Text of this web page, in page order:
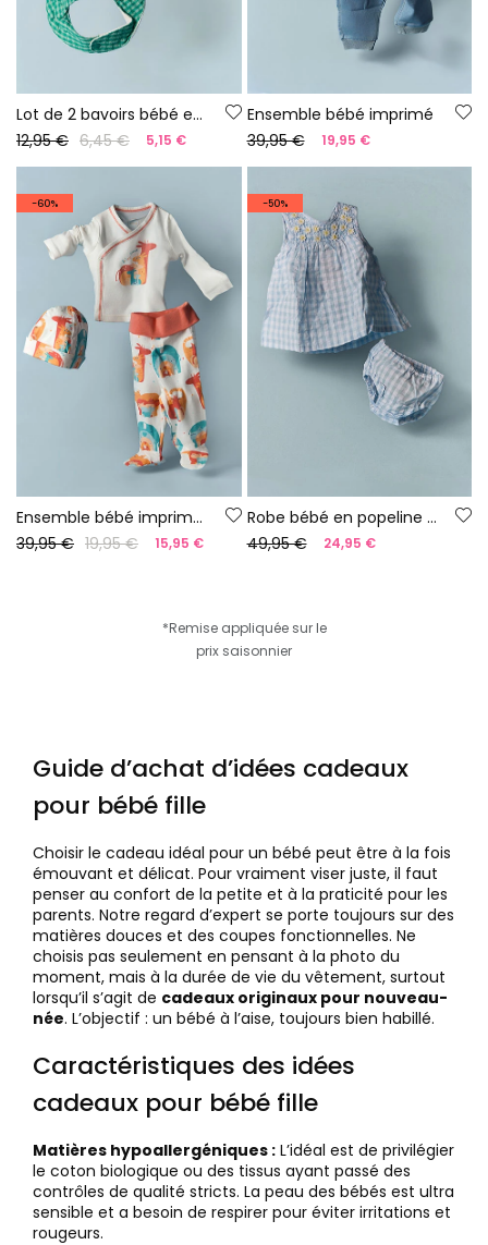
Lot de 2 bavoirs bébé en coton imprimé.
12,95 € 6,45 € 5,15 €
Ensemble bébé imprimé
39,95 €
19,95 €
-60%
Ensemble bébé imprimé coton
39,95 € 19,95 € 15,95 €
-50%
Robe bébé en popeline à carreaux bleus
49,95 €
24,95 €
*Remise appliquée sur le
prix saisonnier
Guide d’achat d’idées cadeaux
pour bébé fille
Choisir le cadeau idéal pour un bébé peut être à la fois
émouvant et délicat. Pour vraiment viser juste, il faut
penser au confort de la petite et à la praticité pour les
parents. Notre regard d’expert se porte toujours sur des
matières douces et des coupes fonctionnelles. Ne
choisis pas seulement en pensant à la photo du
moment, mais à la durée de vie du vêtement, surtout
lorsqu’il s’agit de cadeaux originaux pour nouveau-
née. L’objectif : un bébé à l’aise, toujours bien habillé.
Caractéristiques des idées
cadeaux pour bébé fille
Matières hypoallergéniques : L’idéal est de privilégier
le coton biologique ou des tissus ayant passé des
contrôles de qualité stricts. La peau des bébés est ultra
sensible et a besoin de respirer pour éviter irritations et
rougeurs.